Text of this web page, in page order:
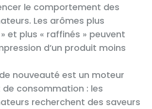
le comportement des
Les arômes plus
et plus « raffinés » peuvent
d’un produit moins
nouveauté est un moteur
consommation : les
recherchent des saveurs